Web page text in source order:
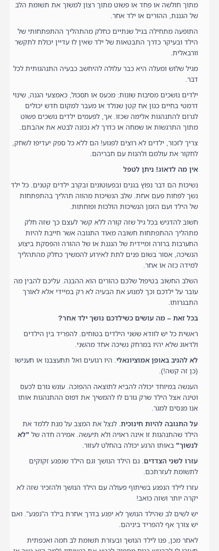
מתוך חולשה או פחד או פשוט מתוך רצון למשוך את תשומת הלב
של הגננת, ההורים או ילד אחר.
התופעה מתחילה בגיל שנתיים כחלק מהתהליך ההתפתחותי של
הילד ובעיקר כדרך התבטאות של ילד שאין לו עדיין יכולת לתקשר
וורבאלית.
מגיל שלוש ומעלה היא כבר עלולה להיחשב כבעיה התנהגותית לכל
דבר.
ילדים נושכים מסיבות שונות: מכעס או תסכול, כאמצעי הגנה, שינוי
דרמטי בחיים כגון אח קטן שנולד או מעבר למקום חדש יכולים
לגרום להתנהגות אלימה שכזו. אך, לפעמים ילדים נושכים פשוט
מתוך התרגשות או שמחה או כדרך לא נכונה לבטא את אהבתם.
צריך לזכור, ילדים לא רוצים לפגוע! הם ללא כל ספק יעדיפו לשחק,
לחקור את עולמם ולהנות עם חבריהם.
אין מה לדאוג! ניתן לטפל
נשיכות הם דבר נפוץ בגנים ובפעוטונים ובקרב ילדים קטנים. כל ילד
נשך לפחות פעם אחת. שלב הנשיכות מהווה תהליך בהתפתחות
של הילד ועם הזמן הנשיכות הולכות ופוחתות.
חשוב להדגיש בכל גיל שזה קורה ללא קשר לעצם כך שזה חלק
מתהליך ההתפתחות חשובה מאוד התגובה אשר חייבת להיות
התערבות ברורה ומיידית של הגננת או של ההורה והפסקת ביצוע
הנשיכה, אסור בשום פנים לתת לאירוע להמשיך כחלק מהתהליך
למידה כזה או אחר.
השלב החשוב בטיפול שלכם כהורים הוא ההבנה. עליכם להבין מה
עובר על ילדכם וכך למנוע את הבעיה לא רק במיידי אלא לאורך
התבגרותו.
בכל זאת – מה עושים כשילדכם נושך ילד אחר?
ראשית כל יש לוודא ששני הילדים בטוחים. להפריד בין הילדים
ולדאוג שלא יהיו במרחק נשיכה אחד מהשני.
לא להגיב באופן אמוציונאלי. היו רגועים ואל תתעצבנו או תענישו
(כן זה קשה!).
הענשה במיוחד יכולה להביא לתוצאה ההפוכה. עונש גורם לכעס
וטינה אצל הילד שרק גורם לו להמשיך את דפוס ההתנהגות אותו
אנו מנסים למגר.
על התגובה להיות חינוכית. לנצל את המצב על מנת ללמד את
הילד שהתנהגות זו אינה ראויה ולא תיעשה. אמירה חדה של "לא
לנשוך"באותו הרגע יכולה בהחלט לעזור.
עזרו לשני הצדדים. גם הילד הנושך וגם הילד שנפגע זקוקים
לתשומת לעזרתכם.
עזרו לילד הנפגע בשיתוף פעולה עם הילד הנושך ולהזכיר שזה לא
יקרה יותר ושזה כואב!
יש לשים לב שהילד הנושך לא יפגע בדרך אחרת בילד ה"נפגע". ואם
יש צורך אף להפריד ביניהם.
לאחר מכן, פנו לילד הנושך ובעזרת תשומת לב חמה ואכפתית